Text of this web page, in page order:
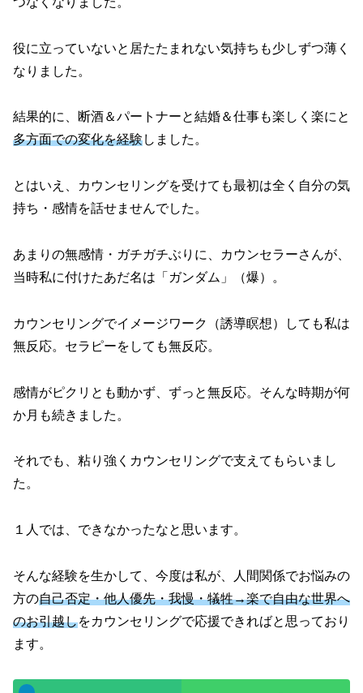
役に立っていないと居たたまれない気持ちも少しずつ薄く
なりました。
結果的に、断酒＆パートナーと結婚＆仕事も楽しく楽にと
多方面での変化を経験しました。
とはいえ、カウンセリングを受けても最初は全く自分の気
持ち・感情を話せませんでした。
あまりの無感情・ガチガチぶりに、カウンセラーさんが、
当時私に付けたあだ名は「ガンダム」（爆）。
カウンセリングでイメージワーク（誘導瞑想）しても私は
無反応。セラピーをしても無反応。
感情がピクリとも動かず、ずっと無反応。そんな時期が何
か月も続きました。
それでも、粘り強くカウンセリングで支えてもらいまし
た。
１人では、できなかったなと思います。
そんな経験を生かして、今度は私が、人間関係でお悩みの
方の自己否定・他人優先・我慢・犠牲→楽で自由な世界へ
のお引越しをカウンセリングで応援できればと思っており
ます。